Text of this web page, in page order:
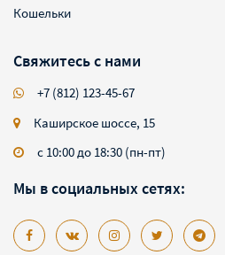
Кошельки
Свяжитесь с нами
+7 (812) 123-45-67
Каширское шоссе, 15
с 10:00 до 18:30 (пн-пт)
Мы в социальных сетях: